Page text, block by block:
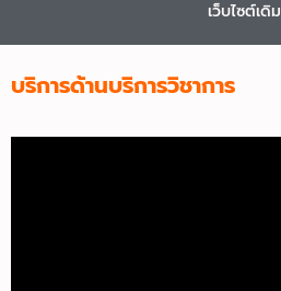
เว็บไซต์เดิม
บริการด้านบริการวิชาการ